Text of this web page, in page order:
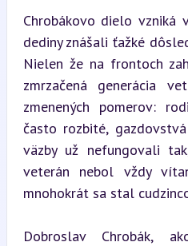
Chrobákovo dielo vzniká
dediny znášali ťažké
Nielen že na frontoch
zmrzačená generácia
zmenených pomerov:
často rozbité,
väzby už nefungovali
veterán nebol vždy
mnohokrát sa stal
Dobroslav Chrobák,